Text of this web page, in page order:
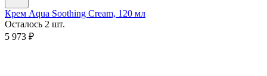
Крем Aqua Soothing Cream, 120 мл
Осталось 2 шт.
5 973 ₽